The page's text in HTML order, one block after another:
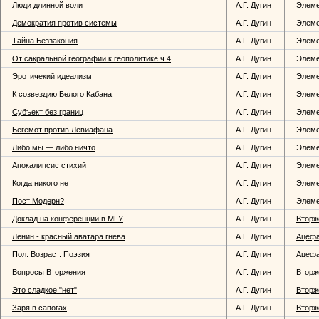
Люди длинной воли А.Г. Дугин
Демократия против системы А.Г. Дугин
Тайна Беззакония А.Г. Дугин
От сакральной географии к геополитике ч.4 А.Г. Дугин
Эротичекий идеализм А.Г. Дугин
К созвездию Белого Кабана А.Г. Дугин
Субъект без границ А.Г. Дугин
Бегемот против Левиафана А.Г. Дугин
Либо мы — либо ничто А.Г. Дугин
Апокалипсис стихий А.Г. Дугин
Когда никого нет А.Г. Дугин
Пост Модерн? А.Г. Дугин
Доклад на конференции в МГУ А.Г. Дугин
Ленин - красный аватара гнева А.Г. Дугин
Пол. Возраст. Поэзия А.Г. Дугин
Вопросы Вторжения А.Г. Дугин
Это сладкое "нет" А.Г. Дугин
Заря в сапогах А.Г. Дугин